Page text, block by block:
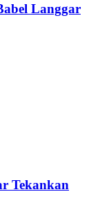
Langgar
Tekankan